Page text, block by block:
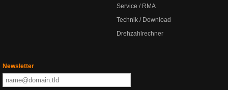
Service / RMA
Technik / Download
Drehzahlrechner
Newsletter